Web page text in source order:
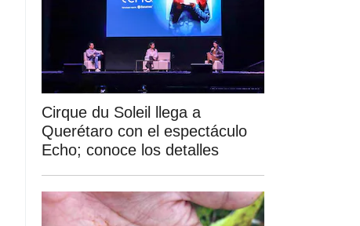
Cirque du Soleil llega a
Querétaro con el espectáculo
Echo; conoce los detalles